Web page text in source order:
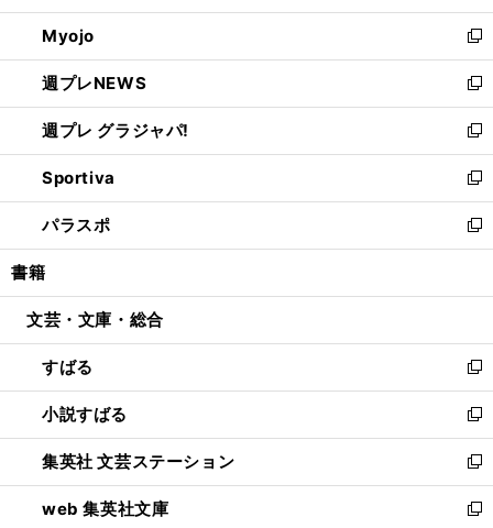
開
く
ウ
で
開
く
ン
ド
ウ
で
開
く
ウ
ィ
ン
ド
ウ
で
開
く
Myojo
新
し
い
ウ
ィ
ン
ド
ウ
で
開
週プレNEWS
新
し
い
ウ
ィ
ン
ド
ウ
開
週プレ グラジャパ!
新
し
い
ウ
ィ
ン
ウ
開
く
Sportiva
新
し
い
ウ
ン
ウ
で
開
く
パラスポ
新
し
ウ
ン
ド
ウ
で
開
く
書籍
文芸・文庫・総合
すばる
新
し
い
ウ
ィ
ン
ド
小説すばる
新
し
い
ウ
ィ
集英社 文芸ステーション
新
し
い
web 集英社文庫
新